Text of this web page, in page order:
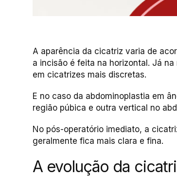
A aparência da cicatriz varia de
a incisão é feita na horizontal. Já
em cicatrizes mais discretas.
E no caso da abdominoplastia em
região púbica e outra vertical no
No pós-operatório imediato, a
geralmente fica mais clara e fina.
A evolução da